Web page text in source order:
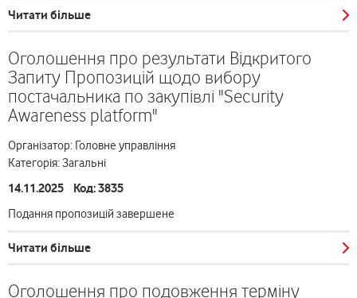
Читати більше
Оголошення про результати Відкритого
Запиту Пропозицій щодо вибору
постачальника по закупівлі "Security
Awareness platform"
Організатор: Головне управління
Категорія: Загальні
14.11.2025 Код: 3835
Подання пропозицій завершене
Читати більше
Оголошення про подовження терміну